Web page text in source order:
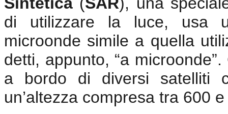
di utilizzare la luce, usa
microonde simile a quella
detti, appunto, “a
a bordo di diversi satelliti
un’altezza compresa tra 600